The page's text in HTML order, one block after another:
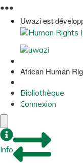
●●●
Uwazi est
African Human
Bibliothèque
Connexion
Info